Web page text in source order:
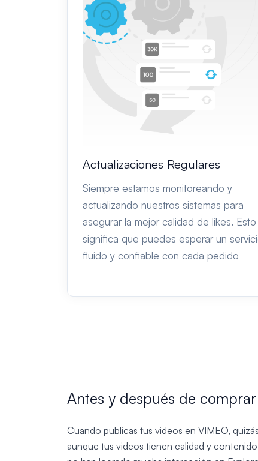
Actualizaciones Regulares
Siempre estamos monitoreando y
actualizando nuestros sistemas para
asegurar la mejor calidad de likes. Esto
significa que puedes esperar un
fluido y confiable con cada pedido
Antes y después de
Cuando publicas tus videos en VIMEO,
aunque tus videos tienen calidad y